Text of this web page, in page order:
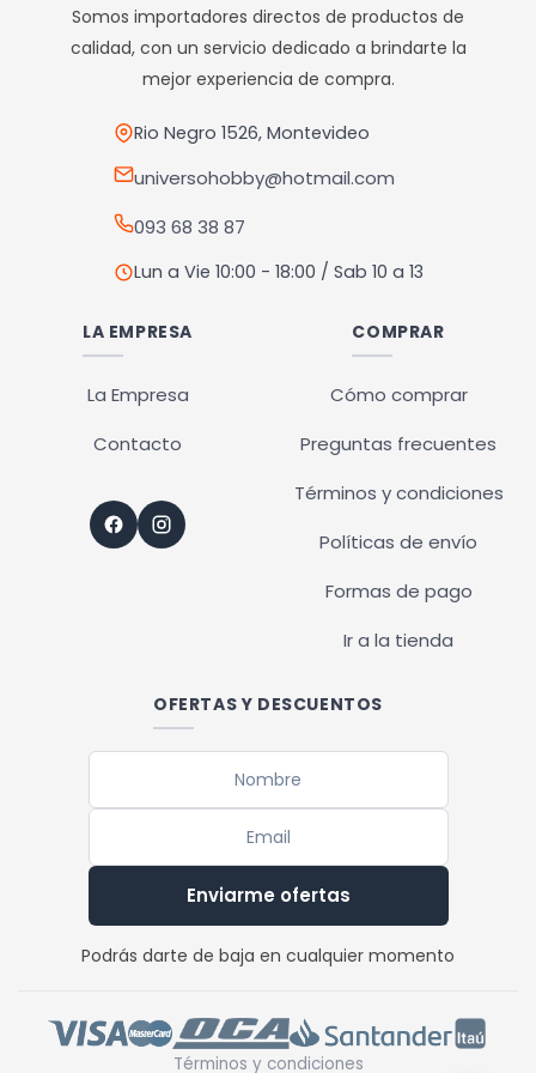
Somos importadores directos de productos de
calidad, con un servicio dedicado a brindarte la
mejor experiencia de compra.
Rio Negro 1526, Montevideo
universohobby@hotmail.com
093 68 38 87
Lun a Vie 10:00 - 18:00 / Sab 10 a 13
LA EMPRESA
La Empresa
Contacto
COMPRAR
Cómo comprar
Preguntas frecuentes
Términos y condiciones
Políticas de envío
Formas de pago
Ir a la tienda
OFERTAS Y DESCUENTOS
Enviarme ofertas
Podrás darte de baja en cualquier momento
Términos y condiciones